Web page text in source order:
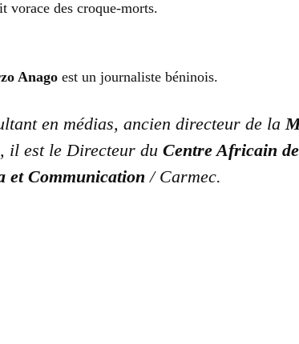
vorace des croque-morts.
Anago est un journaliste béninois.
en médias, ancien directeur de la
il est le Directeur du Centre Africain
et Communication / Carmec.